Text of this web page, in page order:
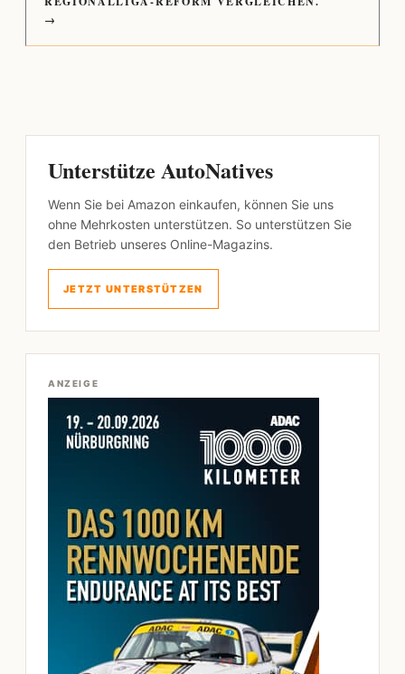
→
Unterstütze AutoNatives
Wenn Sie bei Amazon einkaufen, können Sie uns
ohne Mehrkosten unterstützen. So unterstützen Sie
den Betrieb unseres Online-Magazins.
JETZT UNTERSTÜTZEN
ANZEIGE